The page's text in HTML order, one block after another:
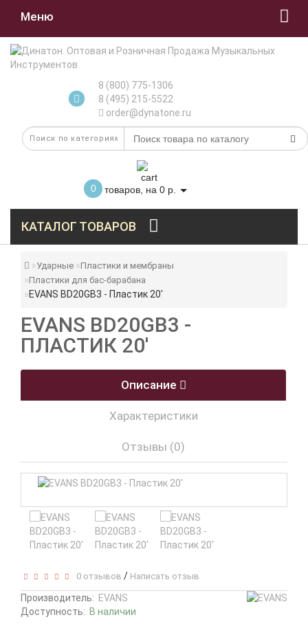
Меню
8 (800) 775-1306
8 (495) 215-5522
order@dynatone.ru
0 товаров, на 0 р.
КАТАЛОГ ТОВАРОВ
Ударные
Пластики и мембраны
Пластики для бас-барабана
EVANS BD20GB3 - Пластик 20'
EVANS BD20GB3 -
ПЛАСТИК 20'
Описание
Характеристики
Отзывы (0)
0 отзывов / Написать отзыв
Производитель: EVANS
Доступность: В наличии